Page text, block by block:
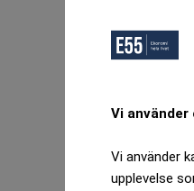
Vi använder
Vi använder
upplevelse